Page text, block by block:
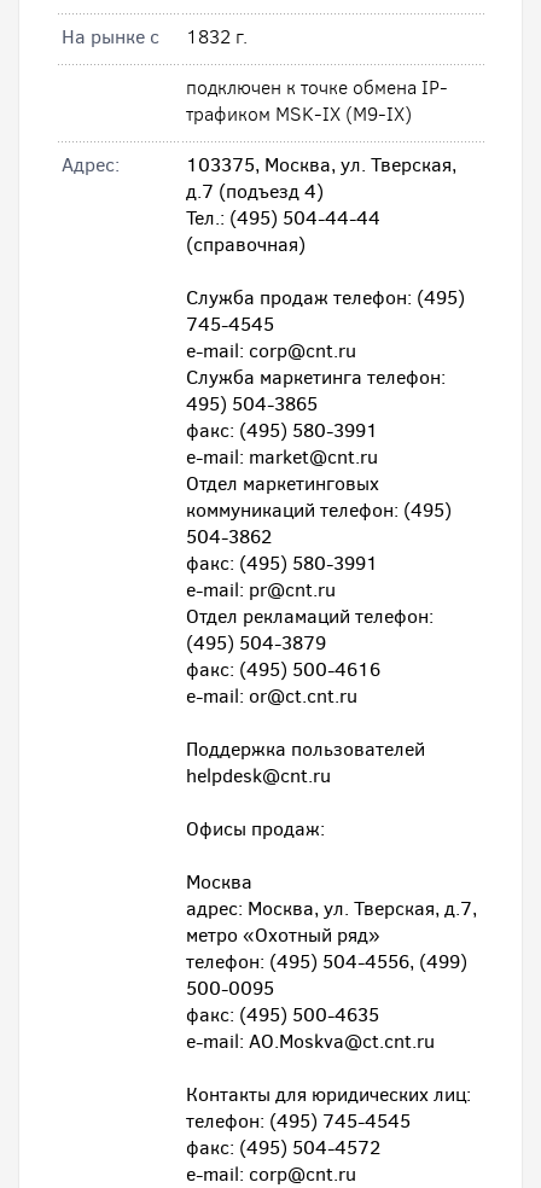
На рынке с
1832 г.
подключен к точке обмена IP-
трафиком MSK-IX (M9-IX)
Адрес:
103375, Москва, ул. Тверская,
д.7 (подъезд 4)
Тел.: (495) 504-44-44
(справочная)
Служба продаж телефон: (495)
745-4545
e-mail: corp@cnt.ru
Служба маркетинга телефон:
495) 504-3865
факс: (495) 580-3991
e-mail: market@cnt.ru
Отдел маркетинговых
коммуникаций телефон: (495)
504-3862
факс: (495) 580-3991
e-mail: pr@cnt.ru
Отдел рекламаций телефон:
(495) 504-3879
факс: (495) 500-4616
e-mail: or@ct.cnt.ru
Поддержка пользователей
helpdesk@cnt.ru
Офисы продаж:
Москва
адрес: Москва, ул. Тверская, д.7,
метро «Охотный ряд»
телефон: (495) 504-4556, (499)
500-0095
факс: (495) 500-4635
e-mail: AO.Moskva@ct.cnt.ru
Контакты для юридических лиц:
телефон: (495) 745-4545
факс: (495) 504-4572
e-mail: corp@cnt.ru